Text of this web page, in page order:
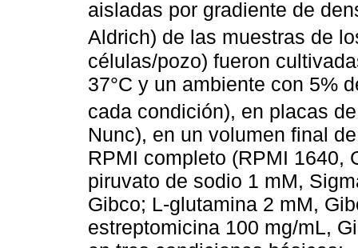
aisladas por gradiente de
Aldrich) de las muestras de
células/pozo) fueron
37°C y un ambiente con 5%
cada condición), en placas
Nunc), en un volumen final
RPMI completo (RPMI 1640,
piruvato de sodio 1 mM,
Gibco; L-glutamina 2 mM,
estreptomicina 100 mg/mL,